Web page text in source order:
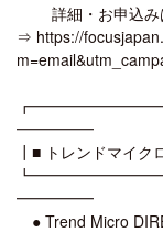
詳細・お申込み
⇒ https://
━━━━━
┃■ トレンドマイク
━━━━━
● Trend Micro